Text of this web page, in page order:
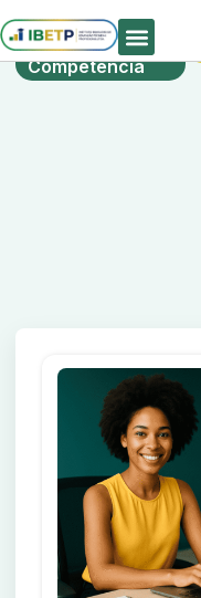
Certificação
Técnica Por
Competência